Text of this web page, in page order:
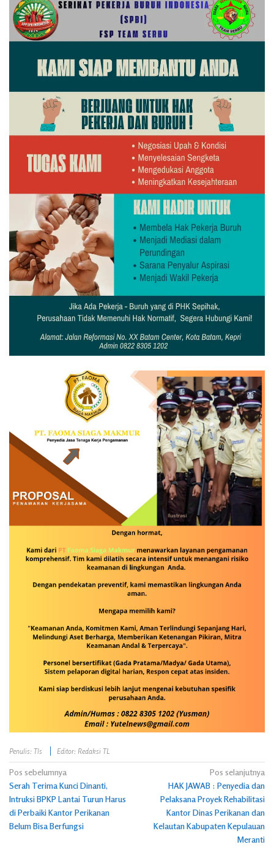
Penulis: Tls Editor: Redaksi TL
Navigasi
pos
Pos sebelumnya
Serah Terima Kunci Dinanti,
Intruksi BPKP Lantai Turun Harus
di Perbaiki Kantor Perikanan
Belum Bisa Berfungsi
Pos selanjutnya
HAK JAWAB : Penyedia dan
Pelaksana Proyek Rehabilitasi
Kantor Dinas Perikanan dan
Kelautan Kabupaten Kepulauan
Meranti